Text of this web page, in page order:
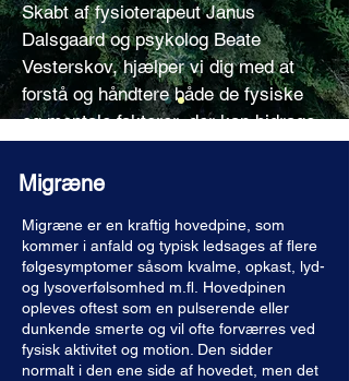
Skabt af fysioterapeut Janus
Dalsgaard og psykolog Beate
Vesterskov, hjælper vi dig med at
forstå og håndtere både de fysiske
og mentale faktorer, der kan bidrage
hovedpine.
model, hvor både kroppen og sindet
tages i betragtning.
Hovedpineforløbet er for dig, der
ønsker at minimere hovedpinen og
samtidig få redskaber til at leve bedre
Migræne
Migræne er en kraftig hovedpine, som
kommer i anfald og typisk ledsages af flere
følgesymptomer såsom kvalme, opkast, lyd-
og lysoverfølsomhed m.fl.
Hovedpinen
opleves oftest som en pulserende eller
dunkende smerte og vil ofte forværres ved
fysisk aktivitet og motion. Den sidder
normalt i den ene side af hovedet, men det